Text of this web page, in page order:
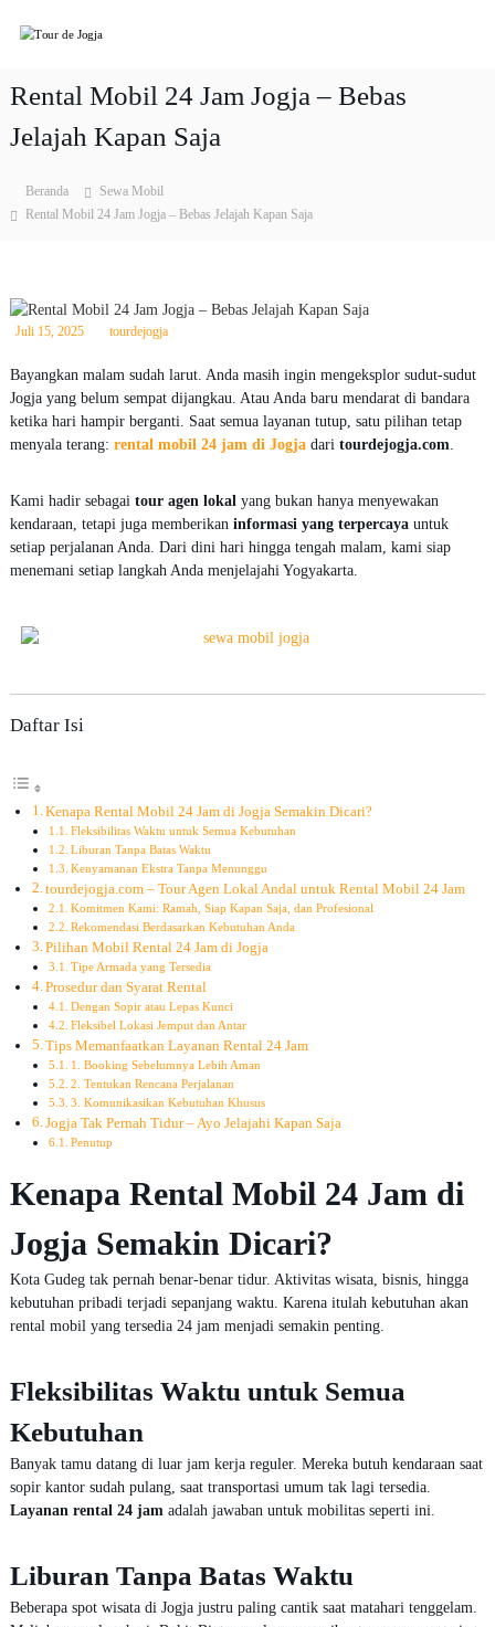
u
d
J
o
a
e
T
o
r
&
t
a
o
a
2
5
Rental Mobil 24 Jam Jogja – Bebas
Jelajah Kapan Saja
Beranda
Sewa Mobil
Rental Mobil 24 Jam Jogja – Bebas Jelajah Kapan Saja
Juli 15, 2025 tourdejogja
Bayangkan malam sudah larut. Anda masih ingin mengeksplor sudut-sudut
Jogja yang belum sempat dijangkau. Atau Anda baru mendarat di bandara
ketika hari hampir berganti. Saat semua layanan tutup, satu pilihan tetap
menyala terang: rental mobil 24 jam di Jogjadari tourdejogja.com
Kami hadir sebagai tour agen lokal yang bukan hanya menyewakan
kendaraan, tetapi juga memberikan informasi yang terpercayauntuk
setiap perjalanan Anda. Dari dini hari hingga tengah malam, kami siap
menemani setiap langkah Anda menjelajahi Yogyakarta.
Daftar Isi
Kenapa Rental Mobil 24 Jam di Jogja Semakin Dicari?
Fleksibilitas Waktu untuk Semua Kebutuhan
Liburan Tanpa Batas Waktu
Kenyamanan Ekstra Tanpa Menunggu
tourdejogja.com – Tour Agen Lokal Andal untuk Rental Mobil 24 Jam
Komitmen Kami: Ramah, Siap Kapan Saja, dan Profesional
Rekomendasi Berdasarkan Kebutuhan Anda
Pilihan Mobil Rental 24 Jam di Jogja
Tipe Armada yang Tersedia
Prosedur dan Syarat Rental
Dengan Sopir atau Lepas Kunci
Fleksibel Lokasi Jemput dan Antar
Tips Memanfaatkan Layanan Rental 24 Jam
1. Booking Sebelumnya Lebih Aman
2. Tentukan Rencana Perjalanan
3. Komunikasikan Kebutuhan Khusus
Jogja Tak Pernah Tidur – Ayo Jelajahi Kapan Saja
Penutup
Kenapa Rental Mobil 24 Jam di
Jogja Semakin Dicari?
Kota Gudeg tak pernah benar-benar tidur. Aktivitas wisata, bisnis, hingga
kebutuhan pribadi terjadi sepanjang waktu. Karena itulah kebutuhan akan
rental mobil yang tersedia 24 jam menjadi semakin penting.
Fleksibilitas Waktu untuk Semua
Kebutuhan
Banyak tamu datang di luar jam kerja reguler. Mereka butuh kendaraan saat
sopir kantor sudah pulang, saat transportasi umum tak lagi tersedia.
Layanan rental 24 jam adalah jawaban untuk mobilitas seperti ini.
Liburan Tanpa Batas Waktu
Beberapa spot wisata di Jogja justru paling cantik saat matahari tenggelam.